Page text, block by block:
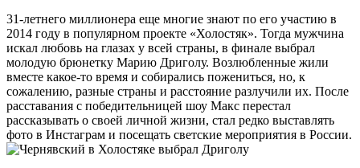
31-летнего миллионера еще многие знают по его участию в
2014 году в популярном проекте «Холостяк». Тогда мужчина
искал любовь на глазах у всей страны, в финале выбрал
молодую брюнетку Марию Дриголу. Возлюбленные жили
вместе какое-то время и собирались пожениться, но, к
сожалению, разные страны и расстояние разлучили их. После
расставания с победительницей шоу Макс перестал
рассказывать о своей личной жизни, стал редко выставлять
фото в Инстаграм и посещать светские мероприятия в России.